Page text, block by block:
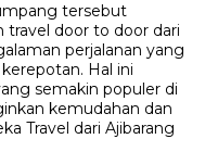
tersebut
travel door to door dari
perjalanan yang
Hal ini
semakin populer di
kemudahan dan
Travel dari Ajibarang